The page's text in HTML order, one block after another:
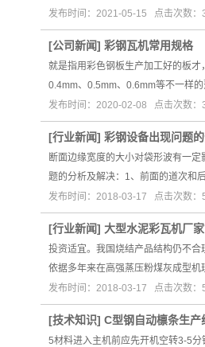
发布时间：2021-05-15 点击次数：
[公司新闻] 彩钢瓦机常用规格
就是指用彩色钢板生产加工好的板
0.4mm、0.5mm、0.6mm等不一样
发布时间：2020-02-08 点击次数：
[行业新闻] 彩钢设备出现问题
断面边缘宽度的大小对袋形波有一
题的分析及解决：1、前面的道次和
发布时间：2018-03-17 点击次数：
[行业新闻] 大型水泥彩瓦机厂
投资适宜。我国烧结产品结构仍不
依据多年来在高强蒸压粉煤灰成型
发布时间：2018-03-17 点击次数：
[技术知识] C型钢自动檩条生产
5材料进入主机前应先开机空转3-5